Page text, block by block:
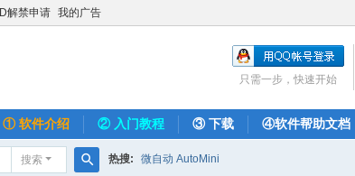
ID解禁申请 我的广告
只需一步，快速开始
① 软件介绍 ② 入门教程 ③ 下载 ④软件帮助文档
搜索 热搜: 微自动 AutoMini